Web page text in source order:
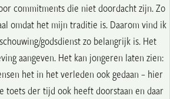
commitments die niet doordacht zijn. Zo
omdat het mijn traditie is. Daarom vind ik
godsdienst zo belangrijk is. Het
aangeven. Het kan jongeren laten zien:
het in het verleden ook gedaan – hier
toets der tijd ook heeft doorstaan en daar